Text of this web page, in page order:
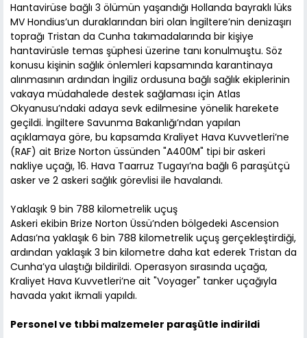
Hantavirüse bağlı 3 ölümün yaşandığı Hollanda bayraklı lüks
MV Hondius’un duraklarından biri olan İngiltere’nin denizaşırı
toprağı Tristan da Cunha takımadalarında bir kişiye
hantavirüsle temas şüphesi üzerine tanı konulmuştu. Söz
konusu kişinin sağlık önlemleri kapsamında karantinaya
alınmasının ardından İngiliz ordusuna bağlı sağlık ekiplerinin
vakaya müdahalede destek sağlaması için Atlas
Okyanusu’ndaki adaya sevk edilmesine yönelik harekete
geçildi. İngiltere Savunma Bakanlığı’ndan yapılan
açıklamaya göre, bu kapsamda Kraliyet Hava Kuvvetleri’ne
(RAF) ait Brize Norton üssünden "A400M" tipi bir askeri
nakliye uçağı, 16. Hava Taarruz Tugayı’na bağlı 6 paraşütçü
asker ve 2 askeri sağlık görevlisi ile havalandı.
Yaklaşık 9 bin 788 kilometrelik uçuş
Askeri ekibin Brize Norton Üssü’nden bölgedeki Ascension
Adası’na yaklaşık 6 bin 788 kilometrelik uçuş gerçekleştirdiği,
ardından yaklaşık 3 bin kilometre daha kat ederek Tristan da
Cunha’ya ulaştığı bildirildi. Operasyon sırasında uçağa,
Kraliyet Hava Kuvvetleri’ne ait "Voyager" tanker uçağıyla
havada yakıt ikmali yapıldı.
Personel ve tıbbi malzemeler paraşütle indirildi